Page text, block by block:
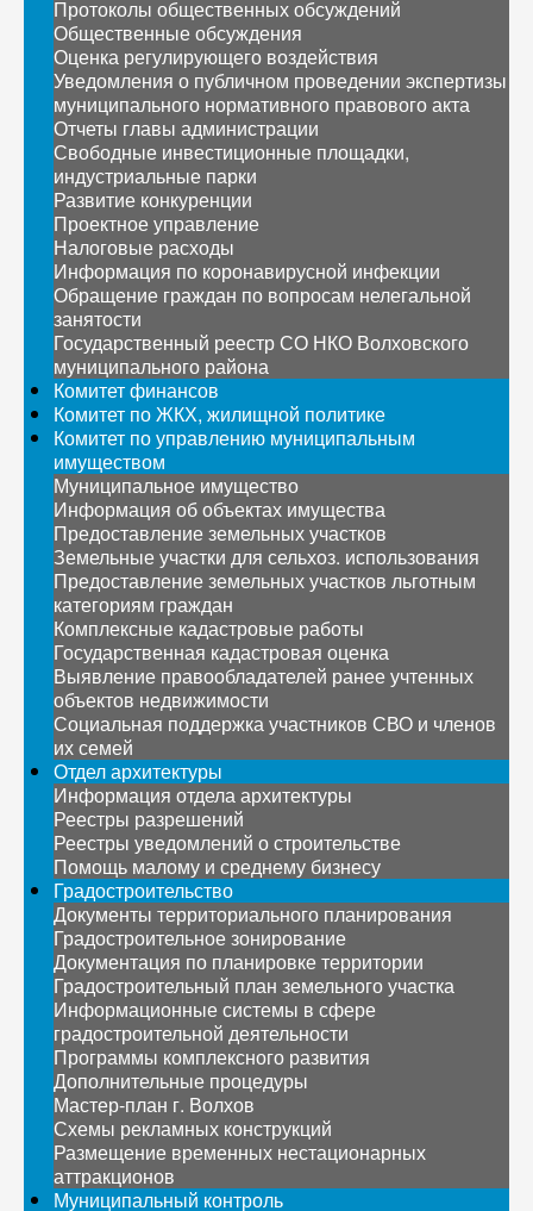
Протоколы общественных обсуждений
Общественные обсуждения
Оценка регулирующего воздействия
Уведомления о публичном проведении экспертизы
муниципального нормативного правового акта
Отчеты главы администрации
Свободные инвестиционные площадки,
индустриальные парки
Развитие конкуренции
Проектное управление
Налоговые расходы
Информация по коронавирусной инфекции
Обращение граждан по вопросам нелегальной
занятости
Государственный реестр СО НКО Волховского
муниципального района
Комитет финансов
Комитет по ЖКХ, жилищной политике
Комитет по управлению муниципальным
имуществом
Муниципальное имущество
Информация об объектах имущества
Предоставление земельных участков
Земельные участки для сельхоз. использования
Предоставление земельных участков льготным
категориям граждан
Комплексные кадастровые работы
Государственная кадастровая оценка
Выявление правообладателей ранее учтенных
объектов недвижимости
Социальная поддержка участников СВО и членов
их семей
Отдел архитектуры
Информация отдела архитектуры
Реестры разрешений
Реестры уведомлений о строительстве
Помощь малому и среднему бизнесу
Градостроительство
Документы территориального планирования
Градостроительное зонирование
Документация по планировке территории
Градостроительный план земельного участка
Информационные системы в сфере
градостроительной деятельности
Программы комплексного развития
Дополнительные процедуры
Мастер-план г. Волхов
Схемы рекламных конструкций
Размещение временных нестационарных
аттракционов
Муниципальный контроль